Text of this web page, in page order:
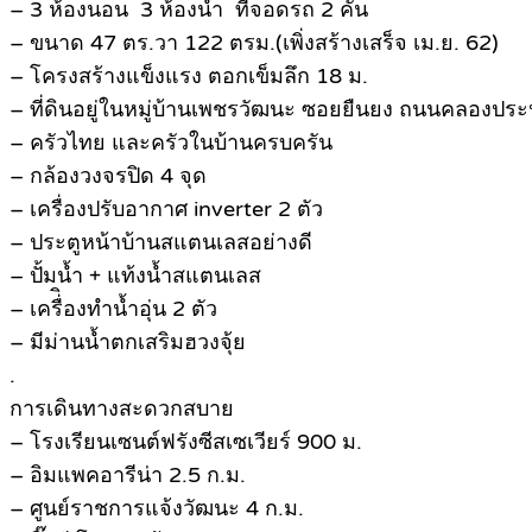
– 3 ห้องนอน 3 ห้องน้ำ ที่จอดรถ 2 คัน
– ขนาด 47 ตร.วา 122 ตรม.(เพิ่งสร้างเสร็จ เม.ย. 62)
– โครงสร้างแข็งแรง ตอกเข็มลึก 18 ม.
– ที่ดินอยู่ในหมู่บ้านเพชรวัฒนะ ซอยยืนยง ถนนคลองประ
– ครัวไทย และครัวในบ้านครบครัน
– กล้องวงจรปิด 4 จุด
– เครื่องปรับอากาศ inverter 2 ตัว
– ประตูหน้าบ้านสแตนเลสอย่างดี
– ปั้มน้ำ + แท้งน้ำสแตนเลส
– เครื่ิองทำน้ำอุ่น 2 ตัว
– มีม่านน้ำตกเสริมฮวงจุ้ย
.
การเดินทางสะดวกสบาย
– โรงเรียนเซนต์ฟรังซีสเซเวียร์ 900 ม.
– อิมแพคอารีน่า 2.5 ก.ม.
– ศูนย์ราชการแจ้งวัฒนะ 4 ก.ม.